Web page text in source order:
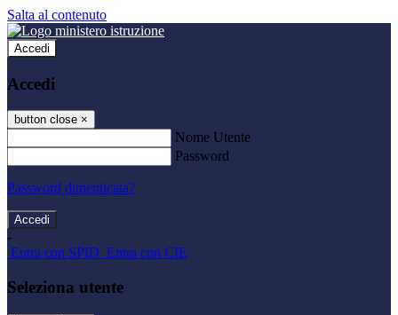
Salta al contenuto
Accedi
Accedi
button close ×
Nome Utente
Password
Password dimenticata?
-
Entra con SPID Entra con CIE
Seleziona utente